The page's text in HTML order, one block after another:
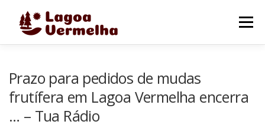
Menu
FALE CONOSCO
Prazo para pedidos de mudas
frutífera em Lagoa Vermelha encerra
… – Tua Rádio